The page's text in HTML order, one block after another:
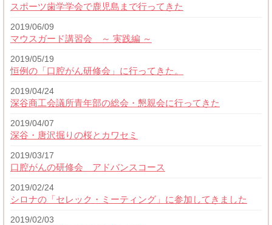
スポーツ歯学学会で鹿児島まで行ってきた
2019/06/09
マウスガード講習会 ～ 実践編 ～
2019/05/19
恒例の「口腔がん研修会」に行ってきた。
2019/04/24
深谷商工会議所青年部の総会・懇親会に行ってきた
2019/04/07
深谷・唐沢掘りの桜とカワセミ
2019/03/17
口腔がんの研修会 アドバンスコース
2019/02/24
シロナの「セレック・ミーティング」に参加してきました
2019/02/03